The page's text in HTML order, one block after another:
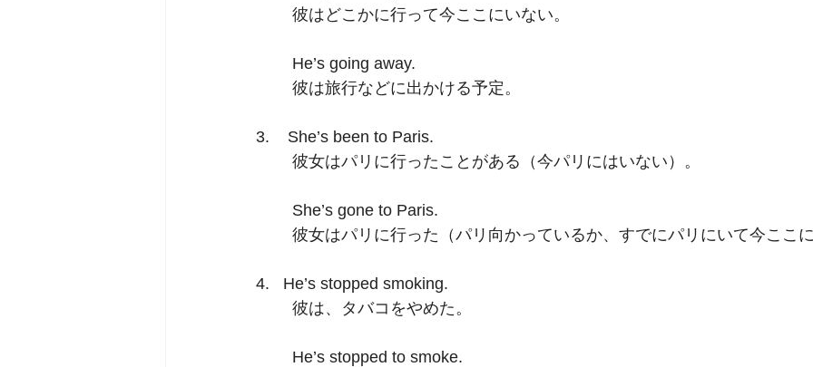
	彼はどこかに行って今ここにいない。
	He’s going away.
	彼は旅行などに出かける予定。
3.    She’s been to Paris.
	彼女はパリに行ったことがある（今パリにはいない）。
	She’s gone to Paris.
彼女はパリに行った（パリ向かっているか、すでにパリにいて今ここに
4.   He’s stopped smoking.
	彼は、タバコをやめた。
	He’s stopped to smoke.